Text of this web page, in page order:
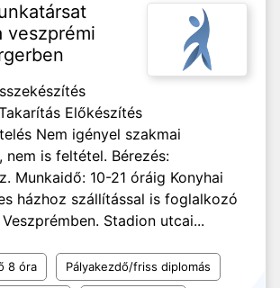
veszprémi
Előkészítés
Nem igényel szakmai
is feltétel. Bérezés:
Munkaidő: 10-21 óráig Konyhai
házhoz szállítással is foglalkozó
Stadion utcai...
8 óra Pályakezdő/friss diplomás